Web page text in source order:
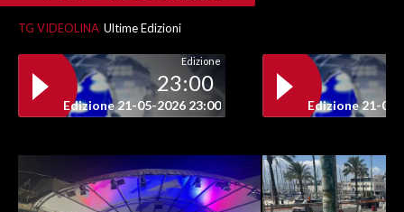
TG VIDEOLINA Ultime Edizioni
Edizione
23:00
Edizione 21-05-2026 23:00 Edizione 21-05-